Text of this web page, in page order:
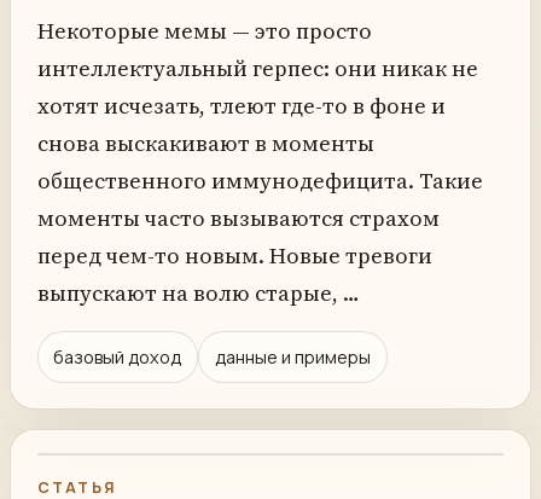
Некоторые мемы — это просто
интеллектуальный герпес: они никак не
хотят исчезать, тлеют где-то в фоне и
снова выскакивают в моменты
общественного иммунодефицита. Такие
моменты часто вызываются страхом
перед чем-то новым. Новые тревоги
выпускают на волю старые, …
базовый доход данные и примеры
СТАТЬЯ